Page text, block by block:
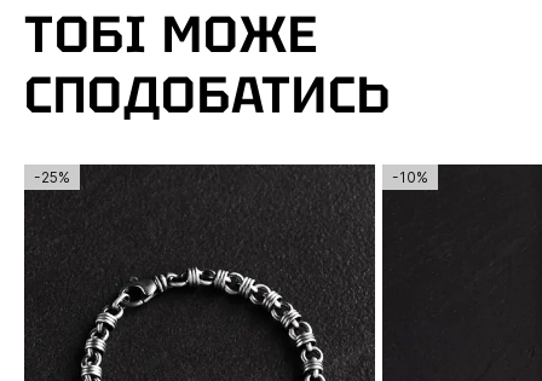
ТОБІ МОЖЕ
СПОДОБАТИСЬ
-25% -10%